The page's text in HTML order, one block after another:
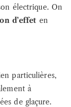
électrique. On
d’effet en
particulières,
à
de glaçure.